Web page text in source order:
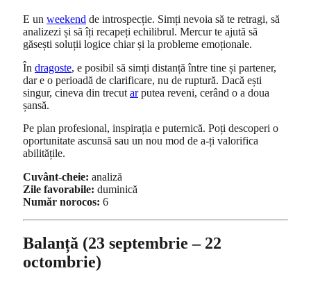
E un weekend de introspecție. Simți nevoia să te retragi, să
analizezi și să îți recapeți echilibrul. Mercur te ajută să
găsești soluții logice chiar și la probleme emoționale.
În dragoste, e posibil să simți distanță între tine și partener,
dar e o perioadă de clarificare, nu de ruptură. Dacă ești
singur, cineva din trecut arputea reveni, cerând o a doua
șansă.
Pe plan profesional, inspirația e puternică. Poți descoperi o
oportunitate ascunsă sau un nou mod de a-ți valorifica
abilitățile.
Cuvânt-cheie: analiză
Zile favorabile: duminică
Număr norocos: 6
Balanță (23 septembrie – 22
octombrie)